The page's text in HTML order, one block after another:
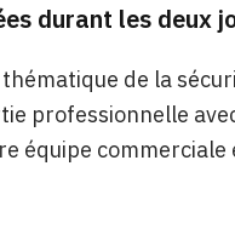
durant les deux
de la
professionnelle
équipe commerciale